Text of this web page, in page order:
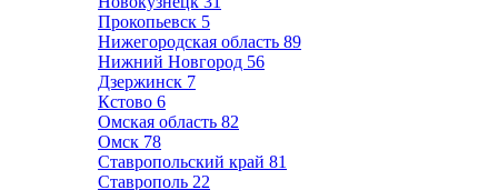
Прокопьевск 5
Нижегородская область 89
Нижний Новгород 56
Дзержинск 7
Кстово 6
Омская область 82
Омск 78
Ставропольский край 81
Ставрополь 22